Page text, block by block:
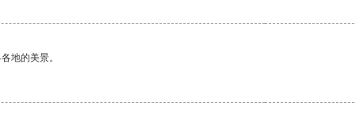
地的美景。